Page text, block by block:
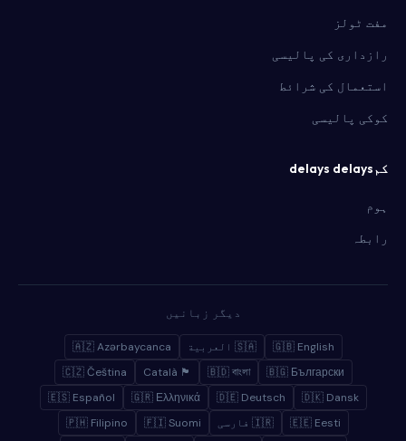
مفت ٹولز
رازداری کی پالیسی
استعمال کی شرائط
کوکی پالیسی
کمdelays delays
ہوم
رابطہ
دیگر زبانیں
🇬🇧 English 🇸🇦 العربية
🇦🇿 Azərbaycanca
🇧🇬 Български
🇧🇩 বাংলা
🏴 Català
🇨🇿 Čeština
🇩🇰 Dansk
🇩🇪 Deutsch
🇬🇷 Ελληνικά
🇪🇸 Español
🇪🇪 Eesti
🇮🇷 فارسی 🇫🇮 Suomi
🇵🇭 Filipino